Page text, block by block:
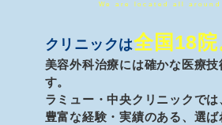
We are located all around
クリニックは全国18院
美容外科治療には確かな医療技
す。
ラミュー・中央クリニックでは
豊富な経験・実績のある、 選ば